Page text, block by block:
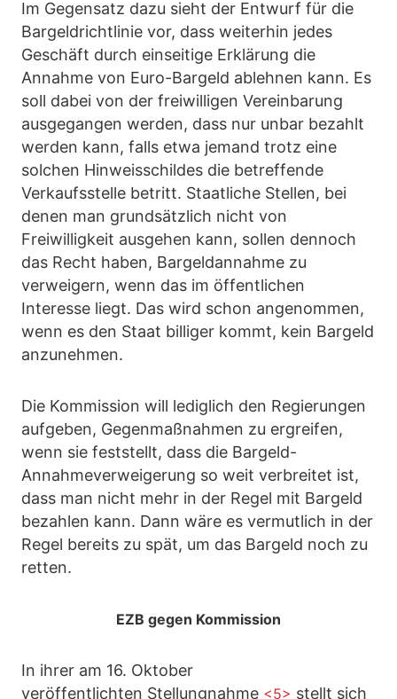
Im Gegensatz dazu sieht der Entwurf für die
Bargeldrichtlinie vor, dass weiterhin jedes
Geschäft durch einseitige Erklärung die
Annahme von Euro-Bargeld ablehnen kann. Es
soll dabei von der freiwilligen Vereinbarung
ausgegangen werden, dass nur unbar bezahlt
werden kann, falls etwa jemand trotz eine
solchen Hinweisschildes die betreffende
Verkaufsstelle betritt. Staatliche Stellen, bei
denen man grundsätzlich nicht von
Freiwilligkeit ausgehen kann, sollen dennoch
das Recht haben, Bargeldannahme zu
verweigern, wenn das im öffentlichen
Interesse liegt. Das wird schon angenommen,
wenn es den Staat billiger kommt, kein Bargeld
anzunehmen.
Die Kommission will lediglich den Regierungen
aufgeben, Gegenmaßnahmen zu ergreifen,
wenn sie feststellt, dass die Bargeld-
Annahmeverweigerung so weit verbreitet ist,
dass man nicht mehr in der Regel mit Bargeld
bezahlen kann. Dann wäre es vermutlich in der
Regel bereits zu spät, um das Bargeld noch zu
retten.
EZB gegen Kommission
In ihrer am 16. Oktober
veröffentlichten Stellungnahme <5> stellt sich